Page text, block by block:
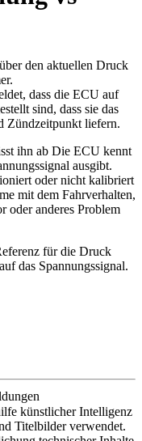
den aktuellen Druck
dass die ECU auf
sind, dass sie das
Zündzeitpunkt liefern.
ihn ab Die ECU kennt
ausgibt.
oder nicht kalibriert
mit dem Fahrverhalten,
oder anderes Problem
für die Druck
das Spannungssignal.
künstlicher Intelligenz
Titelbilder verwendet.